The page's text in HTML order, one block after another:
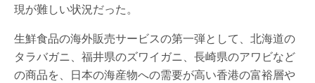
現が難しい状況だった。
生鮮食品の海外販売サービスの第一弾として、北海道の
タラバガニ、福井県のズワイガニ、長崎県のアワビなど
の商品を、日本の海産物への需要が高い香港の富裕層や